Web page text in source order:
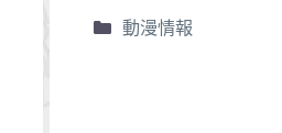
動漫情報